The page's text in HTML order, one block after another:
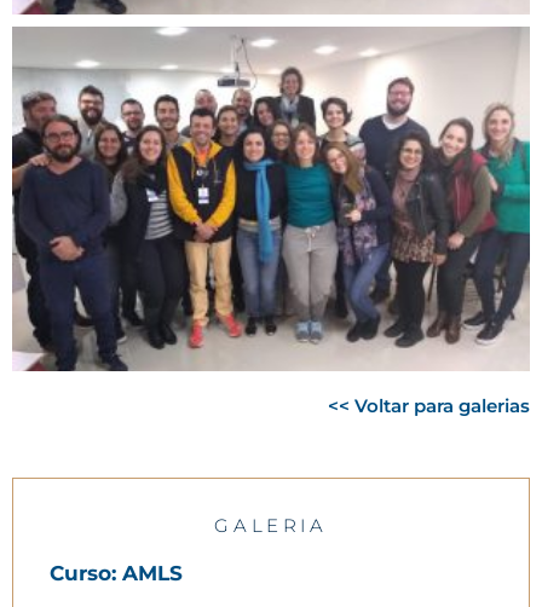
<< Voltar para galerias
GALERIA
Curso: AMLS